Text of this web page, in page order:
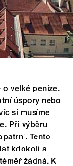
velké peníze.
úspory nebo
si musíme
Při výběru
Tento
kdokoli a
žádná. K